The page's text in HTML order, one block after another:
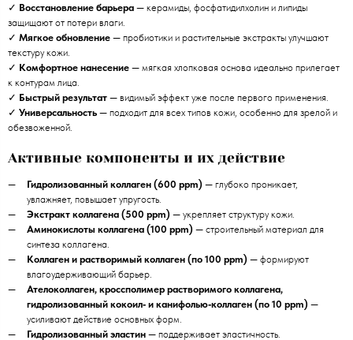
✓ Восстановление барьера — керамиды, фосфатидилхолин и липиды
защищают от потери влаги.
✓ Мягкое обновление — пробиотики и растительные экстракты улучшают
текстуру кожи.
✓ Комфортное нанесение — мягкая хлопковая основа идеально прилегает
к контурам лица.
✓ Быстрый результат — видимый эффект уже после первого применения.
✓ Универсальность — подходит для всех типов кожи, особенно для зрелой и
обезвоженной.
Активные компоненты и их действие
Гидролизованный коллаген (600 ppm) — глубоко проникает,
увлажняет, повышает упругость.
Экстракт коллагена (500 ppm) — укрепляет структуру кожи.
Аминокислоты коллагена (100 ppm) — строительный материал для
синтеза коллагена.
Коллаген и растворимый коллаген (по 100 ppm) — формируют
влагоудерживающий барьер.
Ателоколлаген, кроссполимер растворимого коллагена,
гидролизованный кокоил‑ и канифолью‑коллаген (по 10 ppm) —
усиливают действие основных форм.
Гидролизованный эластин — поддерживает эластичность.